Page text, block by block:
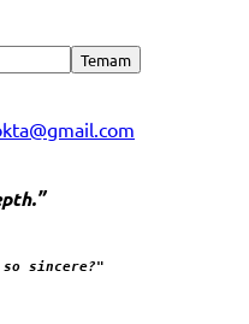
so sincere?"